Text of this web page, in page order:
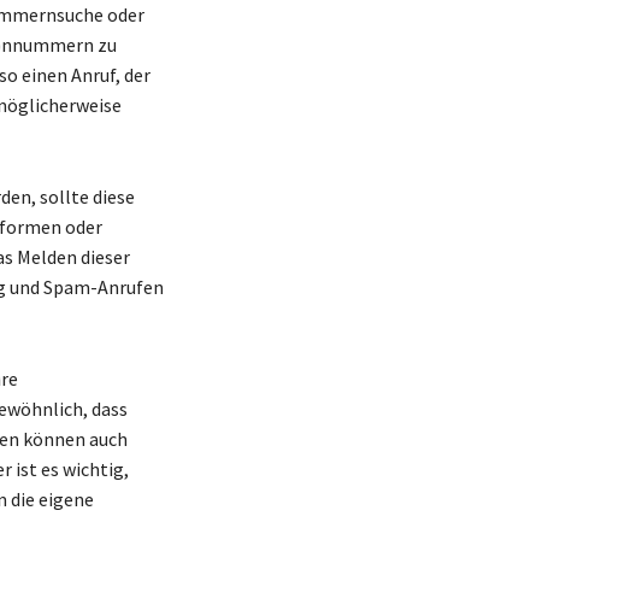
oder
zu
einen Anruf, der
sollte diese
oder
Melden dieser
Spam-Anrufen
dass
können auch
ist es wichtig,
die eigene